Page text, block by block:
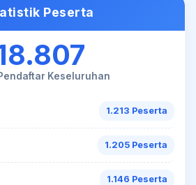
Peserta
Keseluruhan
1.213 Peserta
1.205 Peserta
1.146 Peserta